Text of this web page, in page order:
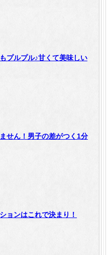
プルプル♪甘くて美味しい
せん！男子の差がつく1分
ョンはこれで決まり！